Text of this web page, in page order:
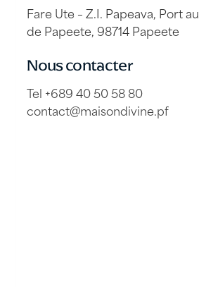
Fare Ute – Z.I. Papeava, Port
de Papeete, 98714 Papeete
Nous contacter
Tel +689 40 50 58 80
contact@maisondivine.pf